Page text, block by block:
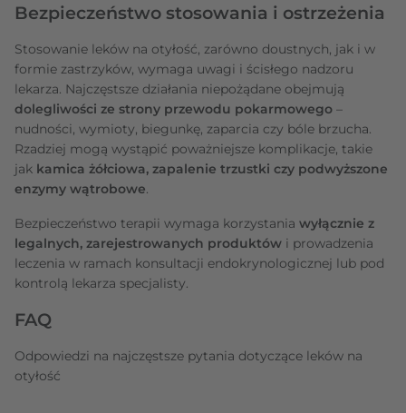
Bezpieczeństwo stosowania i ostrzeżenia
Stosowanie leków na otyłość, zarówno doustnych, jak i w
formie zastrzyków, wymaga uwagi i ścisłego nadzoru
lekarza. Najczęstsze działania niepożądane obejmują
dolegliwości ze strony przewodu pokarmowego –
nudności, wymioty, biegunkę, zaparcia czy bóle brzucha.
Rzadziej mogą wystąpić poważniejsze komplikacje, takie
jak kamica żółciowa, zapalenie trzustki czy podwyższone
enzymy wątrobowe.
Bezpieczeństwo terapii wymaga korzystania wyłącznie z
legalnych, zarejestrowanych produktów i prowadzenia
leczenia w ramach konsultacji endokrynologicznej lub pod
kontrolą lekarza specjalisty.
FAQ
Odpowiedzi na najczęstsze pytania dotyczące leków na
otyłość